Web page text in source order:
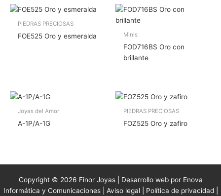
PIEDRAS PRECIOSAS
FOE525 Oro y esmeralda Minis
FOD716BS Oro con
brillante
Joyas del Amor
A-1P/A-1G
PIEDRAS PRECIOSAS
FOZ525 Oro y zafiro
Copyright © 2026 Finor Joyas | Desarrollo web por Enova
Informática y Comunicaciones | Aviso legal| Política de privacidad|